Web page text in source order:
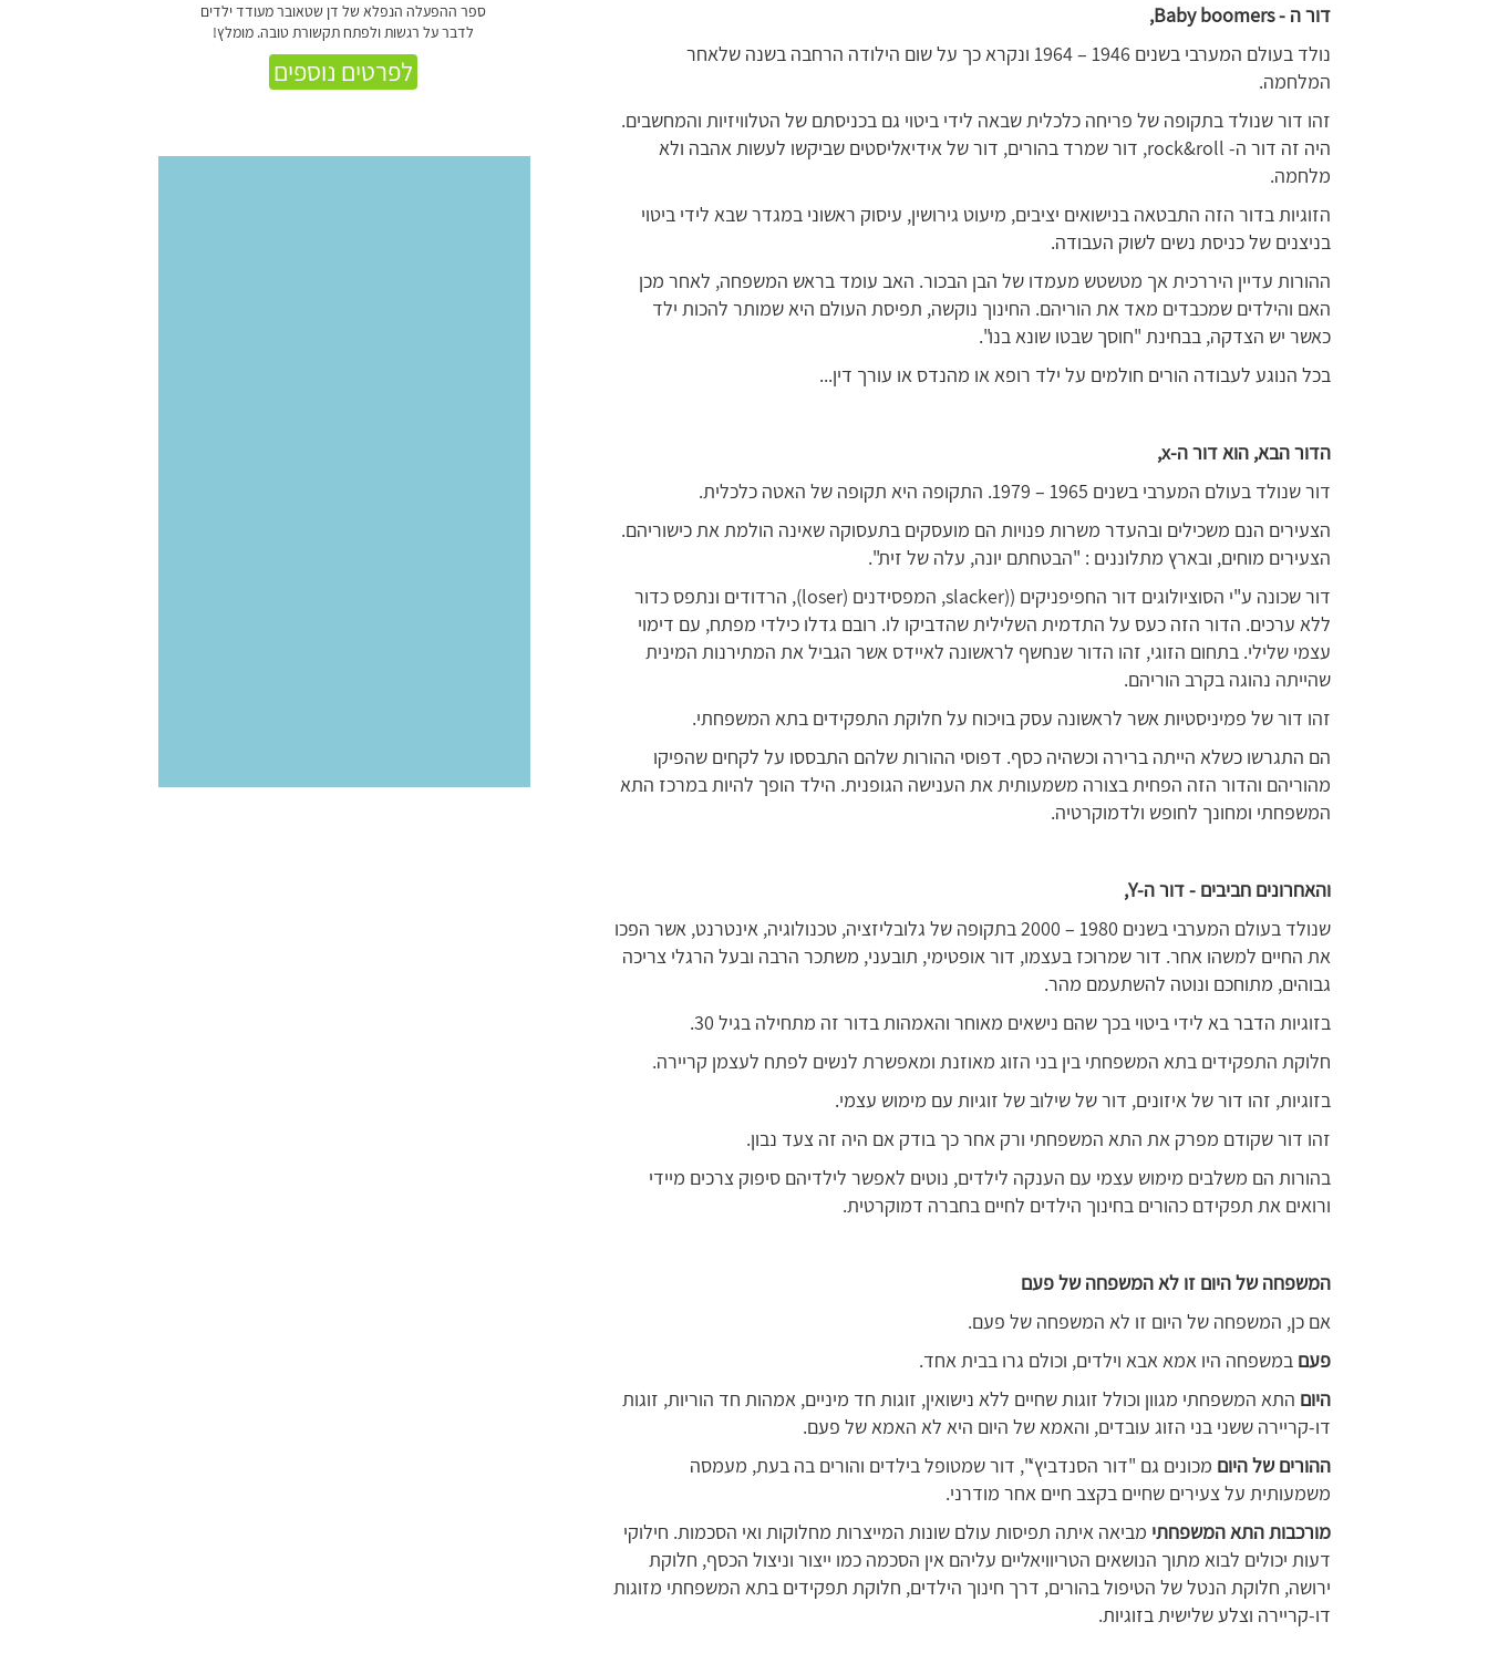
דור ה -Baby boomers
,
נולד בעולם המערבי בשנים 1946 – 1964 ונקרא כך על שום הילודה הרחבה בשנה שלאחר
המלחמה.
זהו דור שנולד בתקופה של פריחה כלכלית שבאה לידי ביטוי גם בכניסתם של הטלוויזיות והמחשבים.
היה זה דור ה- rock&roll, דור שמרד בהורים, דור של אידיאליסטים שביקשו לעשות אהבה ולא
מלחמה.
הזוגיות בדור הזה התבטאה בנישואים יציבים, מיעוט גירושין, עיסוק ראשוני במגדר שבא לידי ביטוי
בניצנים של כניסת נשים לשוק העבודה.
ההורות עדיין היררכית אך מטשטש מעמדו של הבן הבכור. האב עומד בראש המשפחה, לאחר מכן
האם והילדים שמכבדים מאד את הוריהם. החינוך נוקשה, תפיסת העולם היא שמותר להכות ילד
כאשר יש הצדקה, בבחינת "חוסך שבטו שונא בנו".
בכל הנוגע לעבודה הורים חולמים על ילד רופא או מהנדס או עורך דין...
הדור הבא, הוא דור ה-x
,
דור שנולד בעולם המערבי בשנים 1965 – 1979. התקופה היא תקופה של האטה כלכלית.
הצעירים הנם משכילים ובהעדר משרות פנויות הם מועסקים בתעסוקה שאינה הולמת את כישוריהם.
הצעירים מוחים, ובארץ מתלוננים : "הבטחתם יונה, עלה של זית".
דור שכונה ע"י הסוציולוגים דור החפיפניקים ((slacker, המפסידנים (loser), הרדודים ונתפס כדור
ללא ערכים. הדור הזה כעס על התדמית השלילית שהדביקו לו. רובם גדלו כילדי מפתח, עם דימוי
עצמי שלילי. בתחום הזוגי, זהו הדור שנחשף לראשונה לאיידס אשר הגביל את המתירנות המינית
שהייתה נהוגה בקרב הוריהם.
זהו דור של פמיניסטיות אשר לראשונה עסק בויכוח על חלוקת התפקידים בתא המשפחתי.
הם התגרשו כשלא הייתה ברירה וכשהיה כסף. דפוסי ההורות שלהם התבססו על לקחים שהפיקו
מהוריהם והדור הזה הפחית בצורה משמעותית את הענישה הגופנית. הילד הופך להיות במרכז התא
המשפחתי ומחונך לחופש ולדמוקרטיה.
והאחרונים חביבים - דור ה-Y
,
שנולד בעולם המערבי בשנים 1980 – 2000 בתקופה של גלובליזציה, טכנולוגיה, אינטרנט, אשר הפכו
את החיים למשהו אחר. דור שמרוכז בעצמו, דור אופטימי, תובעני, משתכר הרבה ובעל הרגלי צריכה
גבוהים, מתוחכם ונוטה להשתעמם מהר.
בזוגיות הדבר בא לידי ביטוי בכך שהם נישאים מאוחר והאמהות בדור זה מתחילה בגיל 30.
חלוקת התפקידים בתא המשפחתי בין בני הזוג מאוזנת ומאפשרת לנשים לפתח לעצמן קריירה.
בזוגיות, זהו דור של איזונים, דור של שילוב של זוגיות עם מימוש עצמי.
זהו דור שקודם מפרק את התא המשפחתי ורק אחר כך בודק אם היה זה צעד נבון.
בהורות הם משלבים מימוש עצמי עם הענקה לילדים, נוטים לאפשר לילדיהם סיפוק צרכים מיידי
ורואים את תפקידם כהורים בחינוך הילדים לחיים בחברה דמוקרטית.
המשפחה של היום זו לא המשפחה של פעם
אם כן, המשפחה של היום זו לא המשפחה של פעם.
פעם במשפחה היו אמא אבא וילדים, וכולם גרו בבית אחד.
היום התא המשפחתי מגוון וכולל זוגות שחיים ללא נישואין, זוגות חד מיניים, אמהות חד הוריות, זוגות
דו-קריירה ששני בני הזוג עובדים, והאמא של היום היא לא האמא של פעם.
ההורים של היום מכונים גם "דור הסנדביץ‘", דור שמטופל בילדים והורים בה בעת, מעמסה
משמעותית על צעירים שחיים בקצב חיים אחר מודרני.
מורכבות התא המשפחתי מביאה איתה תפיסות עולם שונות המייצרות מחלוקות ואי הסכמות. חילוקי
דעות יכולים לבוא מתוך הנושאים הטריוויאליים עליהם אין הסכמה כמו ייצור וניצול הכסף, חלוקת
ירושה, חלוקת הנטל של הטיפול בהורים, דרך חינוך הילדים, חלוקת תפקידים בתא המשפחתי מזוגות
דו-קריירה וצלע שלישית בזוגיות.
ספר ההפעלה הנפלא של דן שטאובר מעודד ילדים
לדבר על רגשות ולפתח תקשורת טובה. מומלץ!
לפרטים נוספים